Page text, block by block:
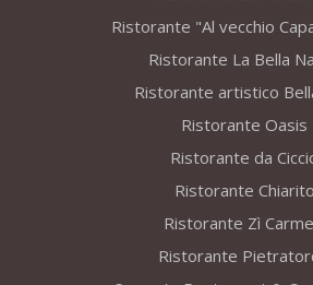
Ristorante "Al vecchio
Ristorante La Bella
Ristorante artistico
Ristorante Oasis
Ristorante da
Ristorante Chiarito
Ristorante Zì
Ristorante